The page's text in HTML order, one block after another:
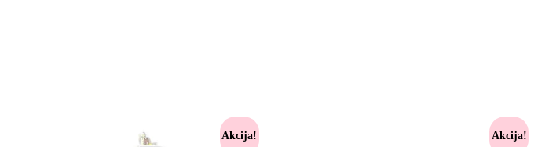
Akcija! Akcija!